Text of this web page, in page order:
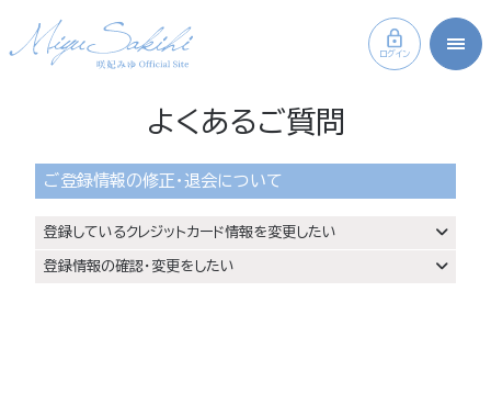
ログイン
よくあるご質問
ご登録情報の修正・退会について
登録しているクレジットカード情報を変更したい
登録情報の確認・変更をしたい